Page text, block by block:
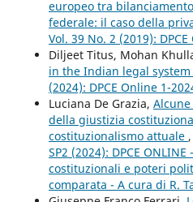
europeo tra
federale: il caso della
Vol. 39 No. 2 (2019):
Diljeet Titus, Mohan
in the Indian legal system
(2024): DPCE Online 1-
Luciana De Grazia,
della giustizia
costituzionalismo attuale ,
SP2 (2024): DPCE
costituzionali e poteri
comparata - A cura di R.